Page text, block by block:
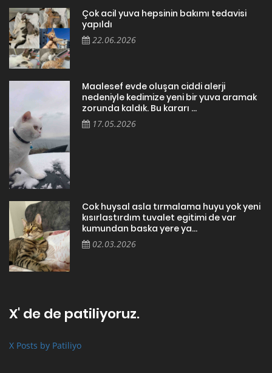
Çok acil yuva hepsinin bakımı tedavisi
yapıldı
22.06.2026
Maalesef evde oluşan ciddi alerji
nedeniyle kedimize yeni bir yuva aramak
zorunda kaldık. Bu kararı ...
17.05.2026
Cok huysal asla tırmalama huyu yok yeni
kısırlastırdım tuvalet egitimi de var
kumundan baska yere ya...
02.03.2026
X' de de patiliyoruz.
X Posts by Patiliyo